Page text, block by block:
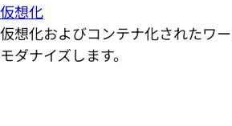
仮想化
仮想化およびコンテナ化されたワ
モダナイズします。